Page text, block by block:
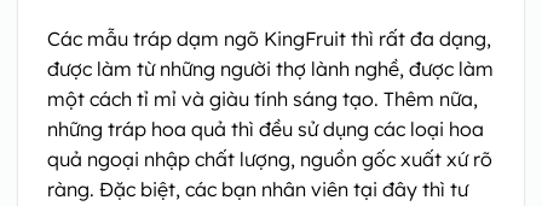
Các mẫu tráp dạm ngõ KingFruit thì rất đa dạng,
được làm từ những người thợ lành nghề, được làm
một cách tỉ mỉ và giàu tính sáng tạo. Thêm nữa,
những tráp hoa quả thì đều sử dụng các loại hoa
quả ngoại nhập chất lượng, nguồn gốc xuất xứ rõ
ràng. Đặc biệt, các bạn nhân viên tại đây thì tư